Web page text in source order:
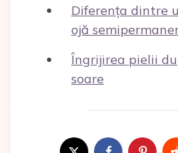
Diferența dintre
ojă
Îngrijirea pielii
soare